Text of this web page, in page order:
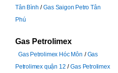
Tân Bình
Gas Saigon Petro Tân
Phú
Gas Petrolimex
Gas Petrolimex Hóc Môn
Gas
Petrolimex quận 12
Gas Petrolimex